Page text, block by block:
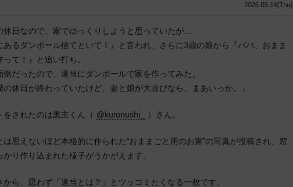
2026.05.14(Thu)
休日なので、家でゆっくりしようと思っていたが…
あるダンボール捨てといて！』と言われ、さらに3歳の娘から『パパ、おまま
って！』と追い打ち。
倒だったので、適当にダンボールで家を作ってみた。
の休日が終わっていたけど、妻と娘が大喜びなら、まあいっか。」
をされたのは黒主くん（ @kuronushi_ ）さん。
は思えないほど本格的に作られた“おままごと用のお家”の写真が投稿され、窓
かり作り込まれた様子がうかがえます。
から、思わず「適当とは？」とツッコミたくなる一枚です。